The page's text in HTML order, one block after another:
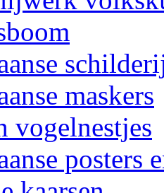
maskers
vogelnestjes
posters